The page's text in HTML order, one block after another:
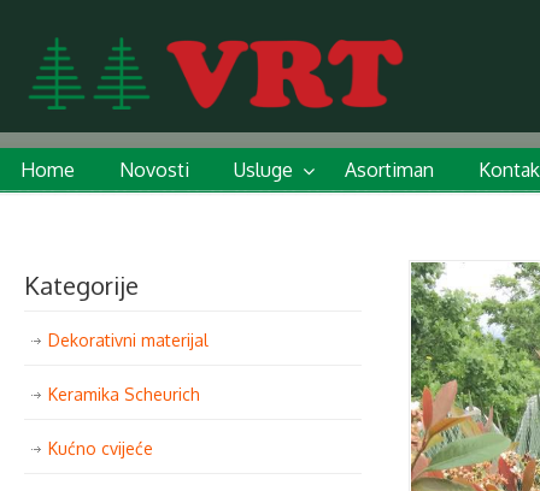
Home Novosti Usluge Asortiman
Kategorije
Dekorativni materijal
Keramika Scheurich
Kućno cvijeće